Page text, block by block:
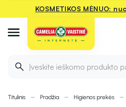
KOSMETIKOS MĖNUO:
Įveskite ieškomo produkto
Titulinis Pradžia Higienos prekės